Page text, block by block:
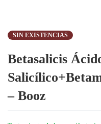
SIN EXISTENCIAS
Betasalicis
– Booz